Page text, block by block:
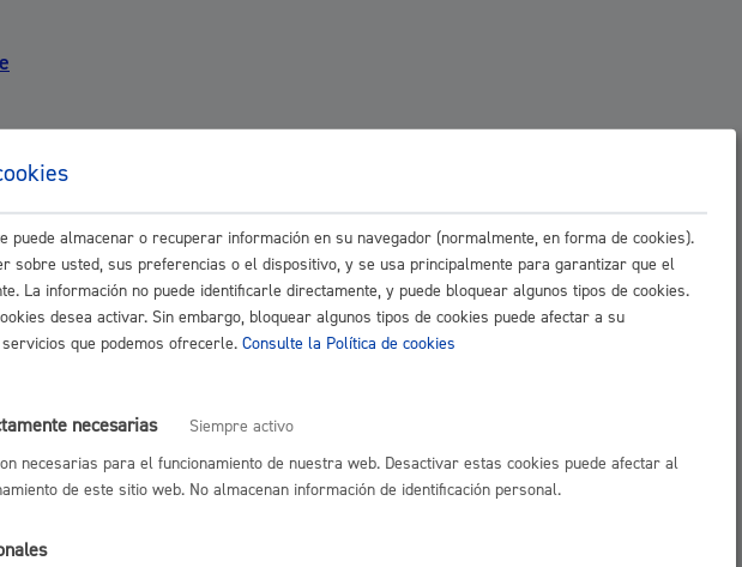
Espacio público, residuos y medioambiente
Euskera
Humanos
puede almacenar o recuperar información en su navegador (normalmente, en forma de cookies).
sobre usted, sus preferencias o el dispositivo, y se usa principalmente para garantizar que el
La información no puede identificarle directamente, y puede bloquear algunos tipos de cookies.
desea activar. Sin embargo, bloquear algunos tipos de cookies puede afectar a su
que podemos ofrecerle. Consulte la Política de cookies
necesarias
Siempre activo
necesarias para el funcionamiento de nuestra web. Desactivar estas cookies puede afectar al
de este sitio web. No almacenan información de identificación personal.